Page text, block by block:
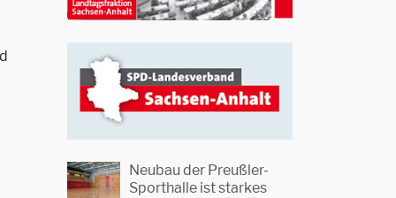
Neubau der Preußler-
Sporthalle ist starkes